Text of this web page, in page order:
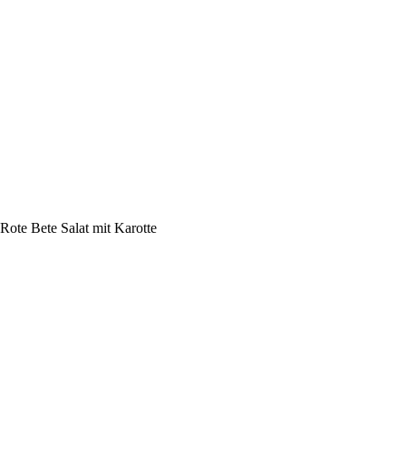
Rote Bete Salat mit Karotte